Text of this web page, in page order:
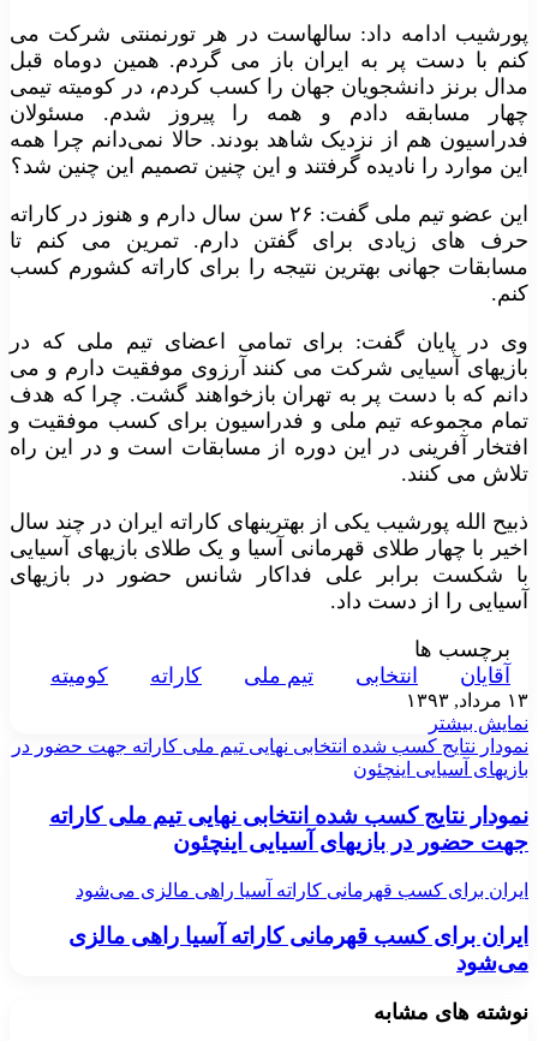
پورشیب ادامه داد: سالهاست در هر تورنمنتی شرکت می
کنم با دست پر به ایران باز می گردم. همین دوماه قبل
مدال برنز دانشجویان جهان را کسب کردم، در کومیته تیمی
چهار مسابقه دادم و همه را پیروز شدم. مسئولان
فدراسیون هم از نزدیک شاهد بودند. حالا نمی‌دانم چرا همه
این موارد را نادیده گرفتند و این چنین تصمیم این چنین شد؟
این عضو تیم ملی گفت: ۲۶ سن سال دارم و هنوز در کاراته
حرف های زیادی برای گفتن دارم. تمرین می کنم تا
مسابقات جهانی بهترین نتیجه را برای کاراته کشورم کسب
کنم.
وی در پایان گفت: برای تمامی اعضای تیم ملی که در
بازیهای آسیایی شرکت می کنند آرزوی موفقیت دارم و می
دانم که با دست پر به تهران بازخواهند گشت. چرا که هدف
تمام مجموعه تیم ملی و فدراسیون برای کسب موفقیت و
افتخار آفرینی در این دوره از مسابقات است و در این راه
تلاش می کنند.
ذبیح الله پورشیب یکی از بهترینهای کاراته ایران در چند سال
اخیر با چهار طلای قهرمانی آسیا و یک طلای بازیهای آسیایی
با شکست برابر علی فداکار شانس حضور در بازیهای
آسیایی را از دست داد.
برچسب ها
آقايان
انتخابی تيم ملی کاراته کوميته
۱۳ مرداد, ۱۳۹۳
نمایش بیشتر
نمودار نتایج کسب شده انتخابی نهایی تیم ملی کاراته جهت حضور در
بازیهای آسیایی اینچئون
نمودار نتایج کسب شده انتخابی نهایی تیم ملی کاراته
جهت حضور در بازیهای آسیایی اینچئون
ایران برای کسب قهرمانی کاراته آسیا راهی مالزی می‌شود
ایران برای کسب قهرمانی کاراته آسیا راهی مالزی
می‌شود
نوشته های مشابه